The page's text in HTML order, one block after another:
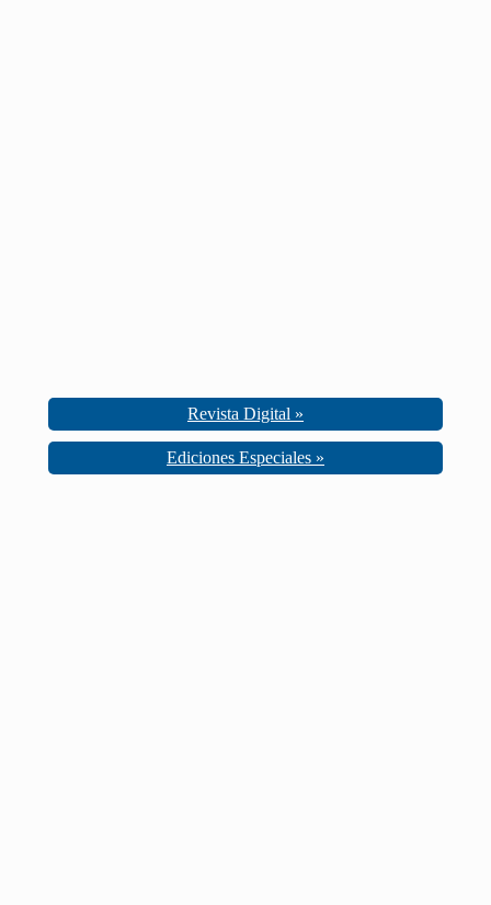
Revista Digital »
Ediciones Especiales »